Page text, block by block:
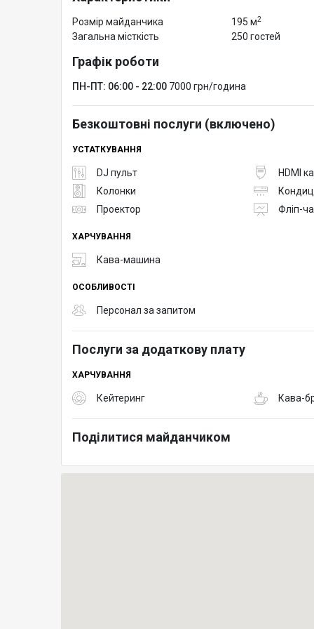
2 МІКРОФОНУ
Ноутбук
КЛІКЕРИ
Також можемо допомогти з організацією:
- Фото/відеозйомка
- трансфер учасників
- Бронь будь-якого готелю у Києві
- Відео трансляція
Створюй події, що запам'ятовуються!
Розмір майданчика 195 м2
Загальна місткість 250 гостей
Графік роботи
ПН-ПТ: 06:00 - 22:00 7000 грн/година
Безкоштовні послуги (включено)
УСТАТКУВАННЯ
DJ пульт HDMI
Колонки
Проектор
Фліп-
ХАРЧУВАННЯ
Кава-машина
ОСОБЛИВОСТІ
Персонал за запитом
Послуги за додаткову плату
ХАРЧУВАННЯ
Кейтеринг Кава-
Поділитися майданчиком